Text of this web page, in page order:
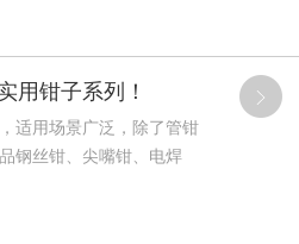
用钳子系列！
适用场景广泛，除了管钳
钢丝钳、尖嘴钳、电焊